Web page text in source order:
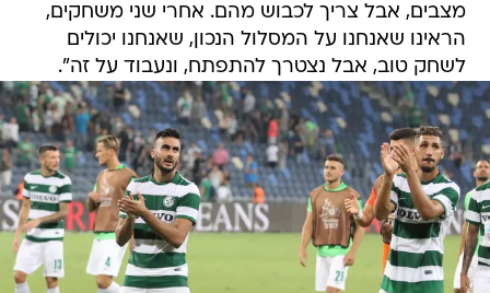
מצבים, אבל צריך לכבוש מהם. אחרי שני משחקים,
הראינו שאנחנו על המסלול הנכון, שאנחנו יכולים
לשחק טוב, אבל נצטרך להתפתח, ונעבוד על זה".